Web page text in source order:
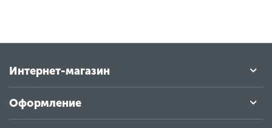
Интернет-магазин
Оформление